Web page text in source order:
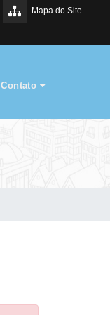
Mapa do Site
Contato